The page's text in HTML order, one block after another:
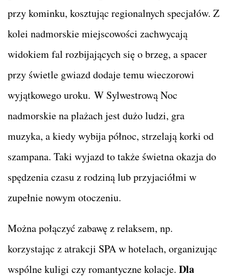
przy kominku, kosztując regionalnych specjałów. Z
kolei nadmorskie miejscowości zachwycają
widokiem fal rozbijających się o brzeg, a spacer
przy świetle gwiazd dodaje temu wieczorowi
wyjątkowego uroku. W Sylwestrową Noc
nadmorskie na plażach jest dużo ludzi, gra
muzyka, a kiedy wybija północ, strzelają korki od
szampana. Taki wyjazd to także świetna okazja do
spędzenia czasu z rodziną lub przyjaciółmi w
zupełnie nowym otoczeniu.
Można połączyć zabawę z relaksem, np.
korzystając z atrakcji SPA w hotelach, organizując
wspólne kuligi czy romantyczne kolacje. Dla